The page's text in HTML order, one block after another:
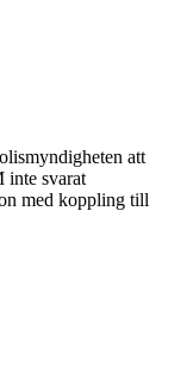
att
inte svarat
med koppling till